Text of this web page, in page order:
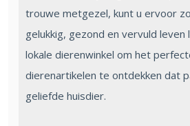
trouwe metgezel, kunt u ervoor
gelukkig, gezond en vervuld leven
lokale dierenwinkel om het
dierenartikelen te ontdekken dat
geliefde huisdier.